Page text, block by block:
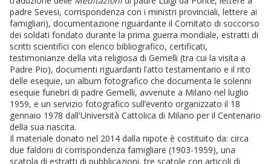
padre Sevesi, corrispondenza con i ministri provinciali, lettere ai
famigliari), documentazione riguardante il Comitato di soccorso
dei soldati fondato durante la prima guerra mondiale, estratti di
scritti scientifici con elenco bibliografico, certificati,
testimonianze della vita religiosa di Gemelli (tra cui la visita a
Padre Pio), documenti riguardanti l’atto testamentario e il rito
delle esequie, un album fotografico che documenta le solenni
esequie funebri di padre Gemelli, avvenute a Milano nel luglio
1959, e un servizio fotografico sull’evento organizzato il 18
gennaio 1978 dall'Università Cattolica di Milano per il Centenario
della sua nascita.
Il materiale donato nel 2014 dalla nipote è costituito da: circa
due faldoni di corrispondenza famigliare (1903-1959), una
scatola di estratti di pubblicazioni, tre scatole con articoli di